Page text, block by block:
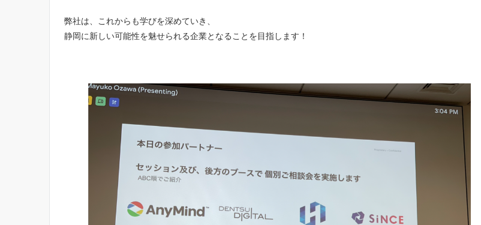
弊社は、これからも学びを深めていき、
静岡に新しい可能性を魅せられる企業となることを目指します！